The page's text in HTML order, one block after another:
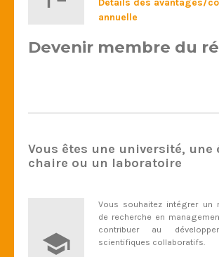
annuelle
Devenir membre du
Vous êtes une université, une
chaire ou un laboratoire
Vous souhaitez intégrer un
de recherche en
contribuer au
scientifiques collaboratifs.